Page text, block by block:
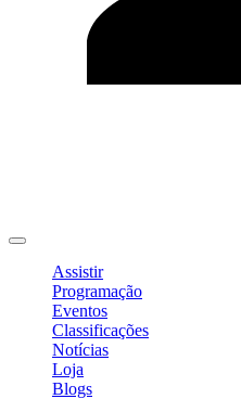
Assistir
Programação
Eventos
Classificações
Notícias
Loja
Blogs